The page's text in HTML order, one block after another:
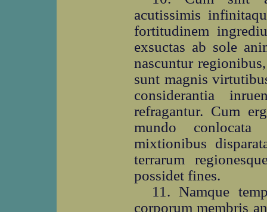
acutissimis
fortitudinem
exsuctas ab sole
nascuntur
sunt magnis
considerantia
refragantur. Cum
mundo conlocata
mixtionibus
terrarum
possidet fines.
11. Namque
corporum membris